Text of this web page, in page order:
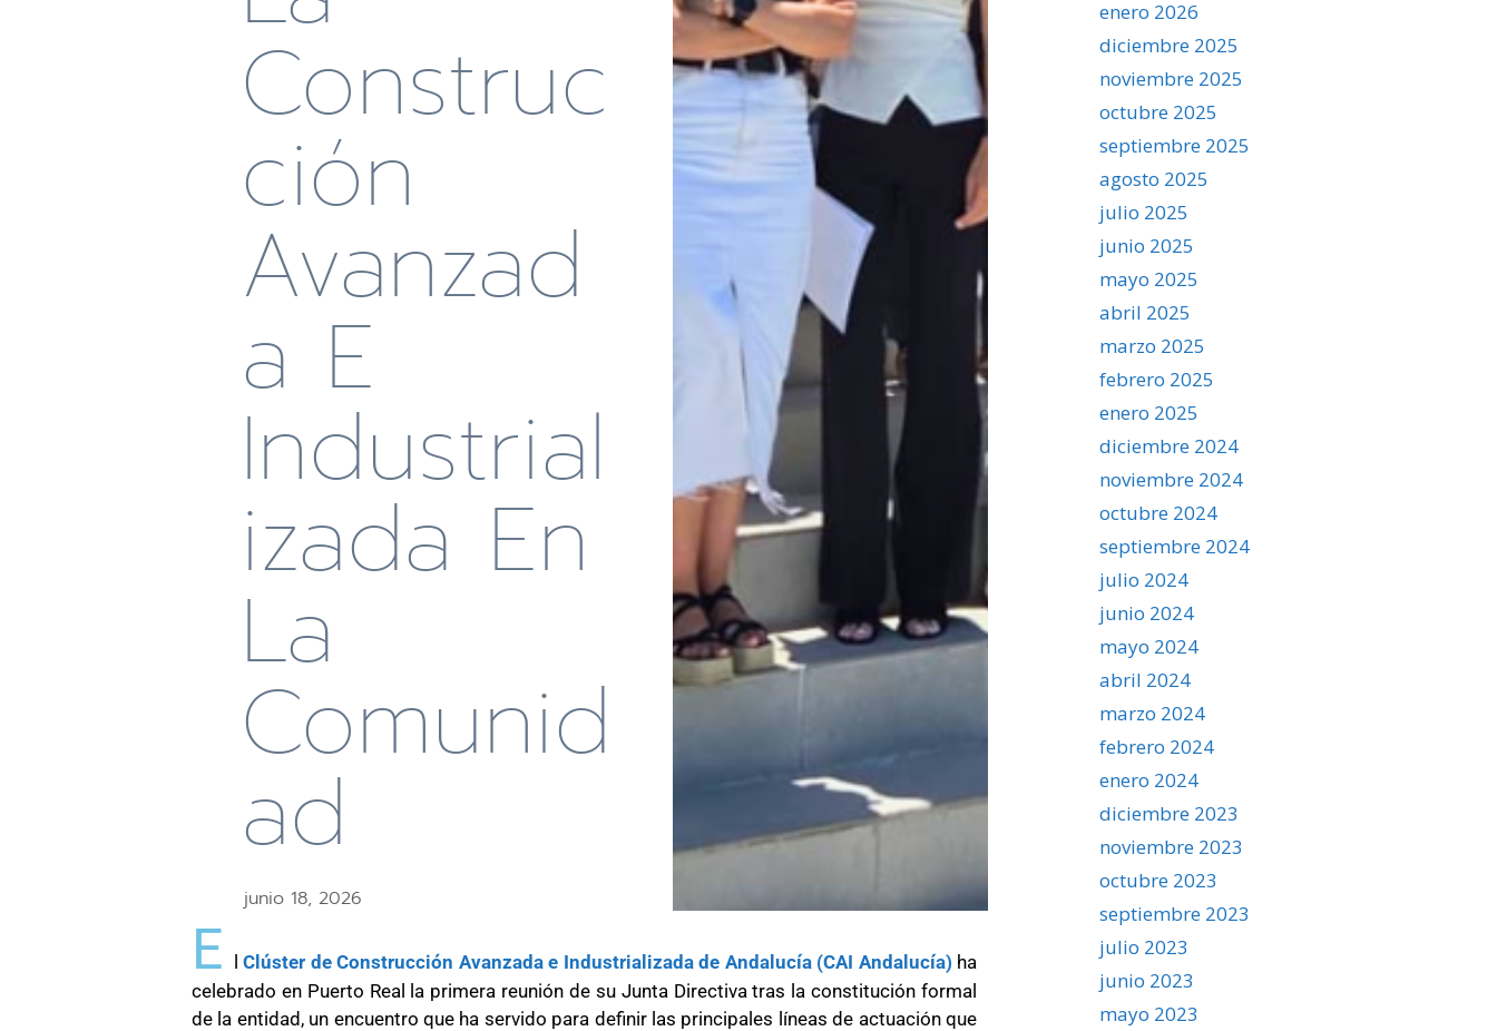
Construc
Ción
Avanzad
A E
Industrial
Izada En
La
Comunid
Ad
junio 18, 2026
E lClúster de Construcción Avanzada e Industrializada de Andalucía (CAI Andalucía) ha
celebrado en Puerto Real la primera reunión de su Junta Directiva tras la constitución formal
de la entidad, un encuentro que ha servido para definir las principales líneas de actuación que
enero 2026
diciembre 2025
noviembre 2025
octubre 2025
septiembre 2025
agosto 2025
julio 2025
junio 2025
mayo 2025
abril 2025
marzo 2025
febrero 2025
enero 2025
diciembre 2024
noviembre 2024
octubre 2024
septiembre 2024
julio 2024
junio 2024
mayo 2024
abril 2024
marzo 2024
febrero 2024
enero 2024
diciembre 2023
noviembre 2023
octubre 2023
septiembre 2023
julio 2023
junio 2023
mayo 2023